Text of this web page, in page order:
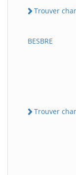
Trouver
BESBRE
Trouver